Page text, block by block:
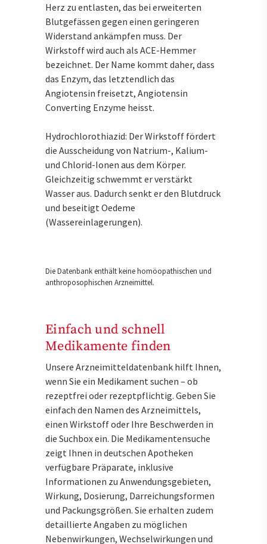
Herz zu entlasten, das bei erweiterten
Blutgefässen gegen einen geringeren
Widerstand ankämpfen muss. Der
Wirkstoff wird auch als ACE-Hemmer
bezeichnet. Der Name kommt daher, dass
das Enzym, das letztendlich das
Angiotensin freisetzt, Angiotensin
Converting Enzyme heisst.
Hydrochlorothiazid: Der Wirkstoff fördert
die Ausscheidung von Natrium-, Kalium-
und Chlorid-Ionen aus dem Körper.
Gleichzeitig schwemmt er verstärkt
Wasser aus. Dadurch senkt er den Blutdruck
und beseitigt Oedeme
(Wassereinlagerungen).
Die Datenbank enthält keine homöopathischen und
anthroposophischen Arzneimittel.
Einfach und schnell
Medikamente finden
Unsere Arzneimitteldatenbank hilft Ihnen,
wenn Sie ein Medikament suchen – ob
rezeptfrei oder rezeptpflichtig. Geben Sie
einfach den Namen des Arzneimittels,
einen Wirkstoff oder Ihre Beschwerden in
die Suchbox ein. Die Medikamentensuche
zeigt Ihnen in deutschen Apotheken
verfügbare Präparate, inklusive
Informationen zu Anwendungsgebieten,
Wirkung, Dosierung, Darreichungsformen
und Packungsgrößen. Sie erhalten zudem
detaillierte Angaben zu möglichen
Nebenwirkungen, Wechselwirkungen und